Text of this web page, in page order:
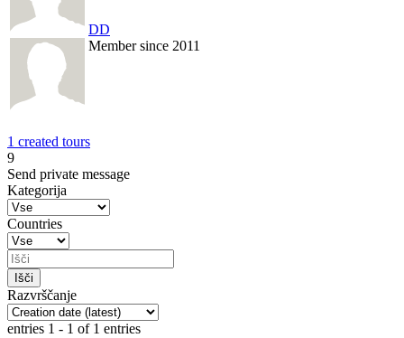
DD
Member since 2011
1 created tours
9
Send private message
Kategorija
Countries
Razvrščanje
entries 1 - 1 of 1 entries